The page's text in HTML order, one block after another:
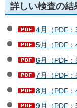
詳しい検査の結
4月（PDF：
5月（PDF：
6月（PDF：
7月（PDF：
8月（PDF：
9月（PDF：